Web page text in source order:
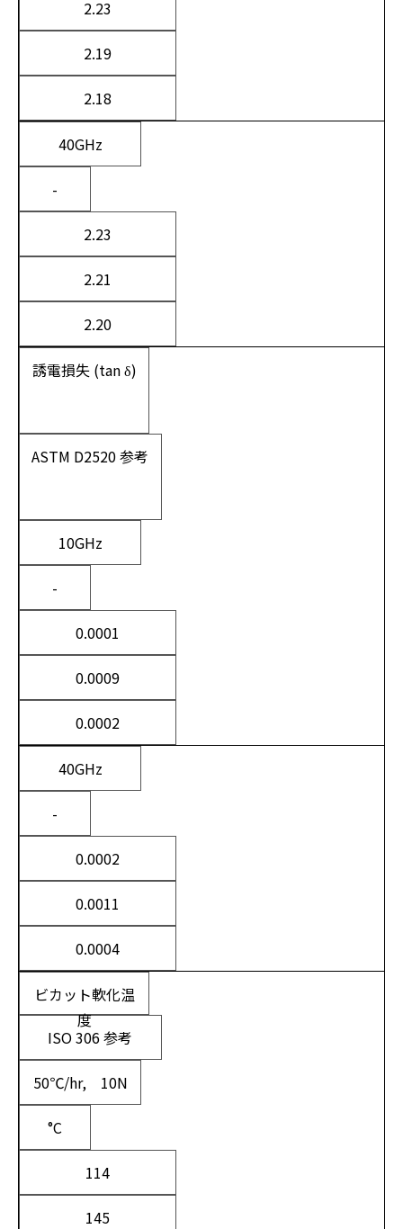
2.23
2.19
2.18
40GHz
-
2.23
2.21
2.20
誘電損失 (tan δ)
ASTM D2520 参考
10GHz
-
0.0001
0.0009
0.0002
40GHz
-
0.0002
0.0011
0.0004
ビカット軟化温
度
ISO 306 参考
50℃/hr, 10N
°C
114
145